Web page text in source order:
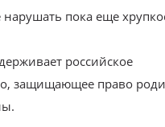
пока еще
российское
защищающее право